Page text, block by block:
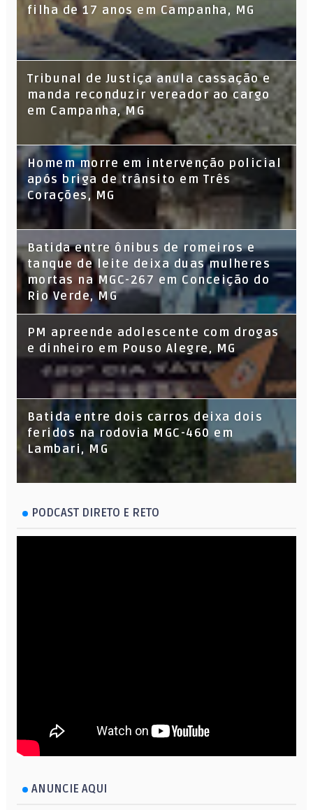
filha de 17 anos em Campanha, MG
Tribunal de Justiça anula cassação e
manda reconduzir vereador ao cargo
em Campanha, MG
Homem morre em intervenção policial
após briga de trânsito em Três
Corações, MG
Batida entre ônibus de romeiros e
tanque de leite deixa duas mulheres
mortas na MGC-267 em Conceição do
Rio Verde, MG
PM apreende adolescente com drogas
e dinheiro em Pouso Alegre, MG
Batida entre dois carros deixa dois
feridos na rodovia MGC-460 em
Lambari, MG
PODCAST DIRETO E RETO
ANUNCIE AQUI